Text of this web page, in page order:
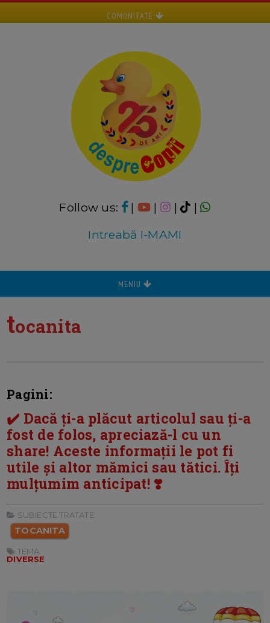
COMUNITATE
Follow us: | | |
|
Intreabă I-MAMI
MENIU
tocanita
Pagini:
✔️ Dacă ți-a plăcut articolul sau ți-a
fost de folos, apreciază-l cu un
share! Aceste informații le pot fi
utile și altor mămici sau tătici. Îți
mulțumim anticipat! ❣️
SUBIECTE TRATATE:
TOCANITA
TEMA:
DIVERSE